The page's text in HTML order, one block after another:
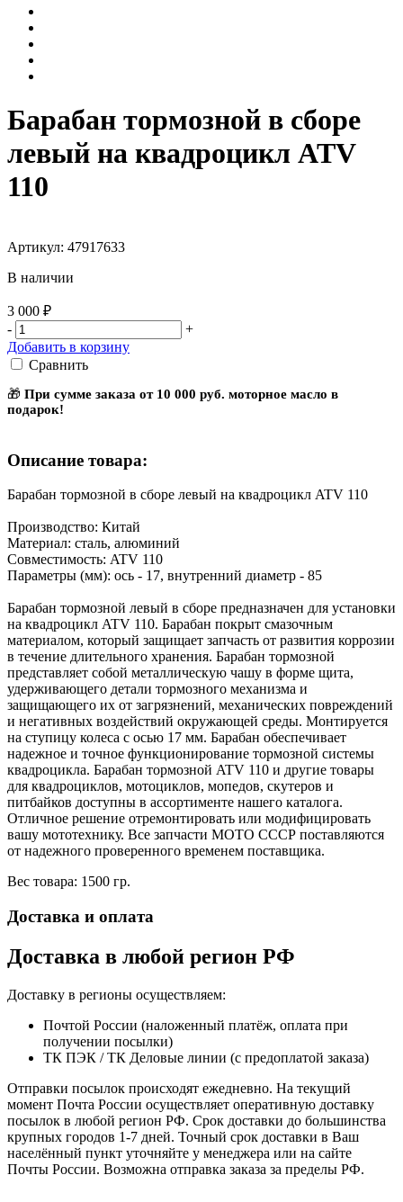
Барабан тормозной в сборе
левый на квадроцикл ATV
110
Артикул: 47917633
В наличии
3 000 ₽
-
+
Добавить в корзину
Сравнить
🎁 При сумме заказа от 10 000 руб. моторное масло в
подарок!
Описание товара:
Барабан тормозной в сборе левый на квадроцикл ATV 110
Производство: Китай
Материал: сталь, алюминий
Совместимость: ATV 110
Параметры (мм): ось - 17, внутренний диаметр - 85
Барабан тормозной левый в сборе предназначен для установки
на квадроцикл ATV 110. Барабан покрыт смазочным
материалом, который защищает запчасть от развития коррозии
в течение длительного хранения. Барабан тормозной
представляет собой металлическую чашу в форме щита,
удерживающего детали тормозного механизма и
защищающего их от загрязнений, механических повреждений
и негативных воздействий окружающей среды. Монтируется
на ступицу колеса с осью 17 мм. Барабан обеспечивает
надежное и точное функционирование тормозной системы
квадроцикла. Барабан тормозной ATV 110 и другие товары
для квадроциклов, мотоциклов, мопедов, скутеров и
питбайков доступны в ассортименте нашего каталога.
Отличное решение отремонтировать или модифицировать
вашу мототехнику. Все запчасти МОТО СССР поставляются
от надежного проверенного временем поставщика.
Вес товара: 1500 гр.
Доставка и оплата
Доставка в любой регион РФ
Доставку в регионы осуществляем:
Почтой России (наложенный платёж, оплата при
получении посылки)
ТК ПЭК / ТК Деловые линии (с предоплатой заказа)
Отправки посылок происходят ежедневно. На текущий
момент Почта России осуществляет оперативную доставку
посылок в любой регион РФ. Срок доставки до большинства
крупных городов 1-7 дней. Точный срок доставки в Ваш
населённый пункт уточняйте у менеджера или на сайте
Почты России. Возможна отправка заказа за пределы РФ.